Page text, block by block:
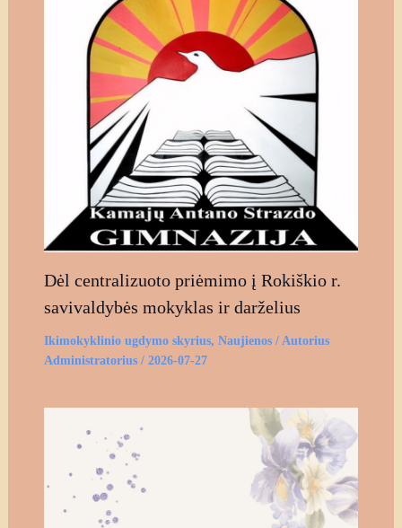
Dėl centralizuoto priėmimo į Rokiškio r.
savivaldybės mokyklas ir darželius
Ikimokyklinio ugdymo skyrius, Naujienos/ Autorius
Administratorius / 2026-07-27